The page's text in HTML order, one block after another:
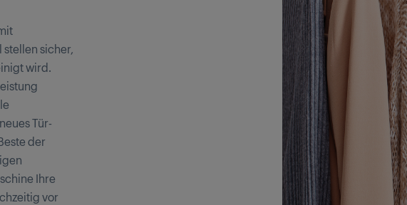
sicher,
wird.
Tür-
der
Ihre
vor